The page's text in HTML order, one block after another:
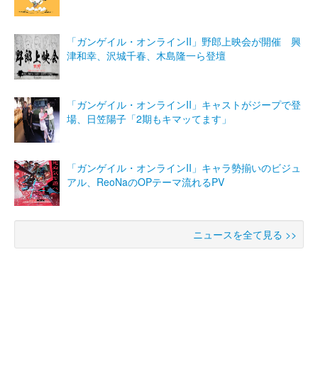
「ガンゲイル・オンラインII」野郎上映会が開催 興
津和幸、沢城千春、木島隆一ら登壇
「ガンゲイル・オンラインII」キャストがジープで登
場、日笠陽子「2期もキマッてます」
「ガンゲイル・オンラインII」キャラ勢揃いのビジュ
アル、ReoNaのOPテーマ流れるPV
ニュースを全て見る >>